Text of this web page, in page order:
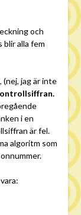
och
blir alla fem
jag är inte
i en
är fel.
algoritm som